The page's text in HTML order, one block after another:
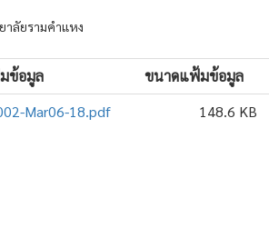
ลัยรามคำแหง
ข้อมูล ขนาดแฟ้มข้อมูล
Mar06-18.pdf 148.6 KB